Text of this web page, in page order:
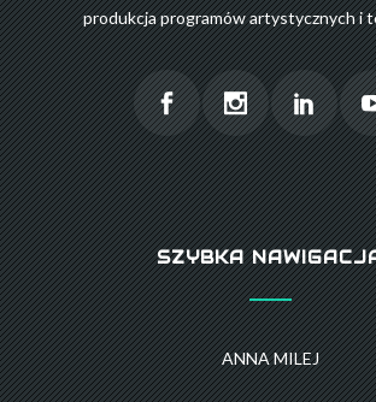
produkcja programów artystycznych i
SZYBKA
ANNA MILEJ